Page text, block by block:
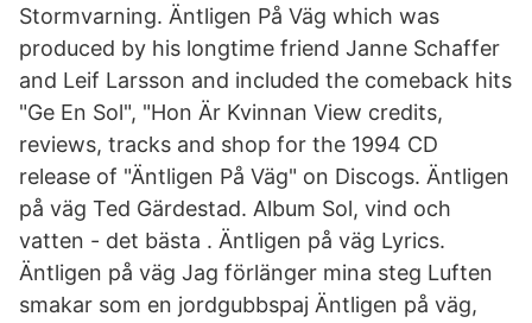
Stormvarning. Äntligen På Väg which was
produced by his longtime friend Janne Schaffer
and Leif Larsson and included the comeback hits
"Ge En Sol", "Hon Är Kvinnan View credits,
reviews, tracks and shop for the 1994 CD
release of "Äntligen På Väg" on Discogs. Äntligen
på väg Ted Gärdestad. Album Sol, vind och
vatten - det bästa . Äntligen på väg Lyrics.
Äntligen på väg Jag förlänger mina steg Luften
smakar som en jordgubbspaj Äntligen på väg,